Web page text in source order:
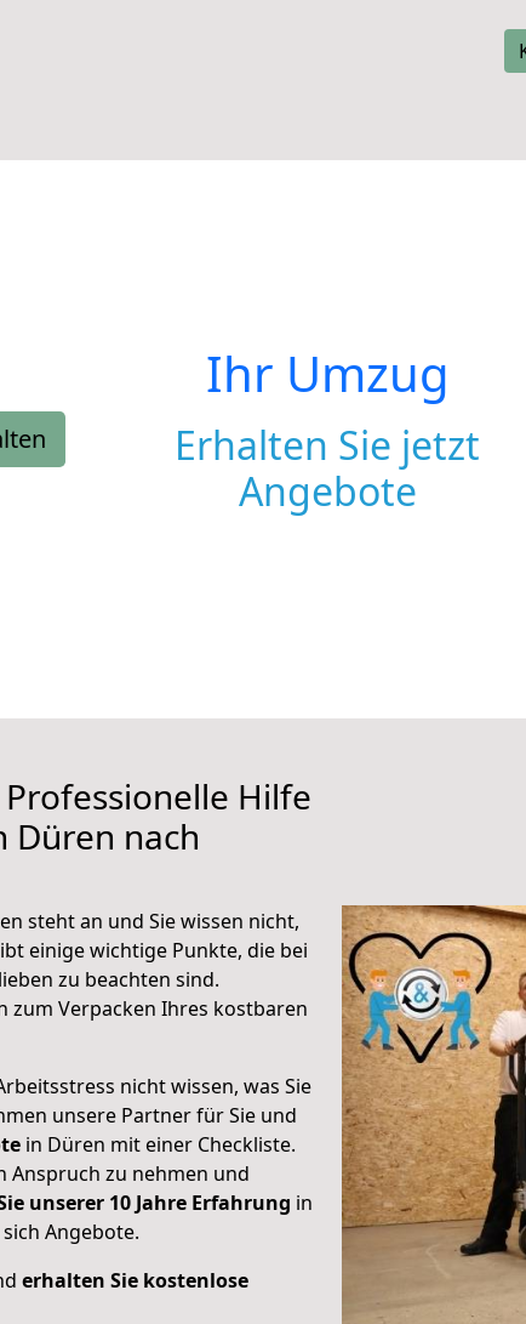
Ihr Umzug
Erhalten Sie jetzt
Angebote
Hilfe
Düren nach
steht an und Sie wissen nicht,
einige wichtige Punkte, die bei
zu beachten sind.
zum Verpacken Ihres kostbaren
nicht wissen, was Sie
unsere Partner für Sie und
in Düren mit einer Checkliste.
Anspruch zu nehmen und
unserer 10 Jahre Erfahrung in
Angebote.
erhalten Sie kostenlose